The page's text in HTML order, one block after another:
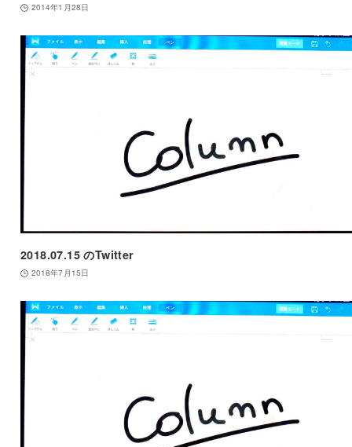
2014年1月28日
2018.07.15 のTwitter
2018年7月15日